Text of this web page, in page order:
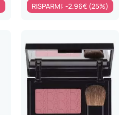
RISPARMI: -2.96€ (25%)